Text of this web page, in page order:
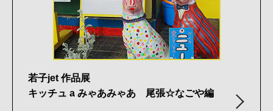
若子jet 作品展
キッチュ a みゃあみゃあ 尾張☆なごや編